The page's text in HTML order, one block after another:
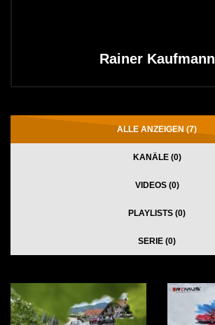
Rainer Kaufmann
ALLE ANZEIGEN (7)
KANÄLE (0)
VIDEOS (0)
PLAYLISTS (0)
SERIE (0)